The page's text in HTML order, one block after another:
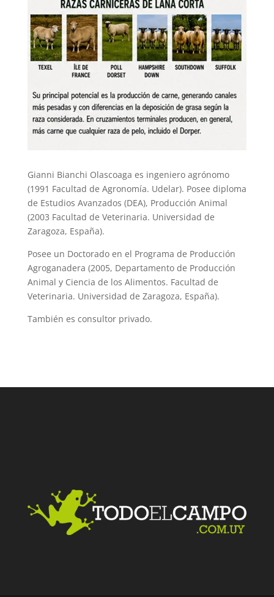
Gianni Bianchi Olascoaga es ingeniero agrónomo
(1991 Facultad de Agronomía. Udelar). Posee diploma
de Estudios Avanzados (DEA), Producción Animal
(2003 Facultad de Veterinaria. Universidad de
Zaragoza, España).
Posee un Doctorado en el Programa de Producción
Agroganadera (2005, Departamento de Producción
Animal y Ciencia de los Alimentos. Facultad de
Veterinaria. Universidad de Zaragoza, España).
También es consultor privado.